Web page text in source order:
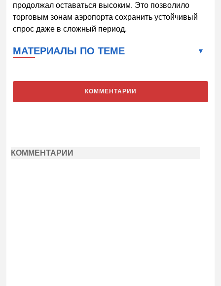
продолжал оставаться высоким. Это позволило
торговым зонам аэропорта сохранить устойчивый
спрос даже в сложный период.
МАТЕРИАЛЫ ПО ТЕМЕ
КОММЕНТАРИИ
КОММЕНТАРИИ